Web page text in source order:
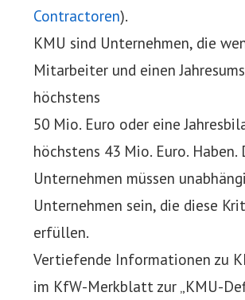
Contractoren).
KMU sind Unternehmen, die
Mitarbeiter und einen
höchstens
50 Mio. Euro oder eine
höchstens 43 Mio. Euro. Haben.
Unternehmen müssen
Unternehmen sein, die diese
erfüllen.
Vertiefende Informationen zu
im KfW-Merkblatt zur „KMU-